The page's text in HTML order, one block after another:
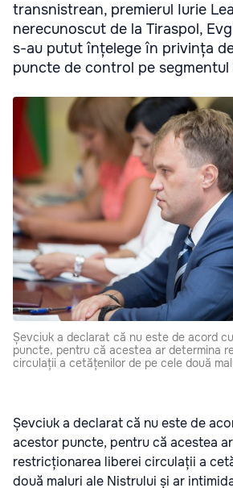
transnistrean, premierul Iurie
nerecunoscut de la Tiraspol,
s-au putut înțelege în privința
puncte de control pe
Șevciuk a declarat că nu este de acord
puncte, pentru că acestea ar determina
circulații a cetățenilor de pe cele două
Șevciuk a declarat că nu este de
acestor puncte, pentru că acestea
restricționarea liberei circulații a
două maluri ale Nistrului și ar